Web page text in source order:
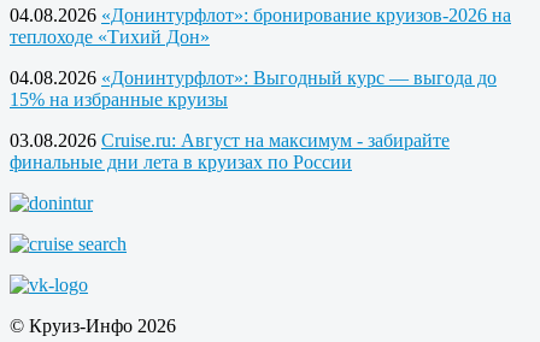
04.08.2026 «Донинтурфлот»: бронирование круизов-2026 на
теплоходе «Тихий Дон»
04.08.2026 «Донинтурфлот»: Выгодный курс — выгода до
15% на избранные круизы
03.08.2026 Cruise.ru: Август на максимум - забирайте
финальные дни лета в круизах по России
© Круиз-Инфо 2026